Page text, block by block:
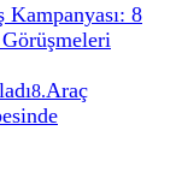
Kampanyası: 8
8.Araç